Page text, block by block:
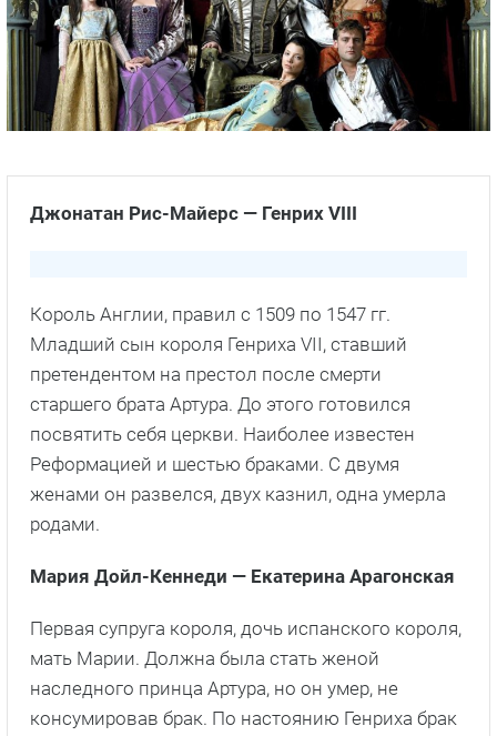
Джонатан Рис-Майерc — Генрих VIII
Король Англии, правил с 1509 по 1547 гг.
Младший сын короля Генриха VII, ставший
претендентом на престол после смерти
старшего брата Артура. До этого готовился
посвятить себя церкви. Наиболее известен
Реформацией и шестью браками. С двумя
женами он развелся, двух казнил, одна умерла
родами.
Мария Дойл-Кеннеди — Екатерина Арагонская
Первая супруга короля, дочь испанского короля,
мать Марии. Должна была стать женой
наследного принца Артура, но он умер, не
консумировав брак. По настоянию Генриха брак